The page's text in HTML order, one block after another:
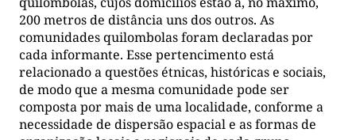
200 metros de distância uns dos outros. As
comunidades quilombolas foram declaradas por
cada informante. Esse pertencimento está
relacionado a questões étnicas, históricas e sociais,
de modo que a mesma comunidade pode ser
composta por mais de uma localidade, conforme a
necessidade de dispersão espacial e as formas de